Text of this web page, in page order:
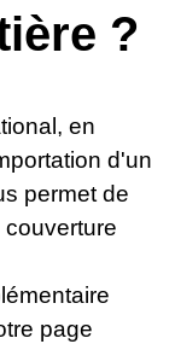
?
en
d'un
permet de
page